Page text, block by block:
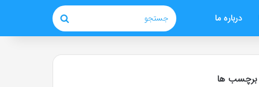
درباره ما جستجو
برچسب ها